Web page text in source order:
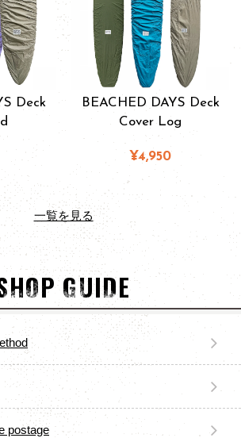
Deck
BEACHED DAYS Deck
Cover Log
¥4,950
一覧を見る
GUIDE
postage